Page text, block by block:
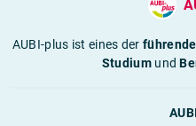
AUBI-plus ist eines der
Studiumund